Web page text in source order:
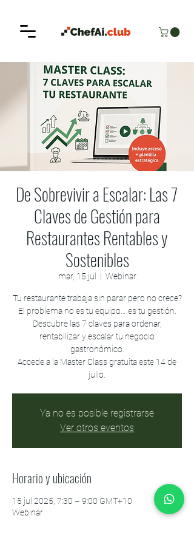
De Sobrevivir a Escalar: Las 7
Claves de Gestión para
Restaurantes Rentables y
Sostenibles
mar, 15 jul
  |
Webinar
Tu restaurante trabaja sin parar pero no crece?
El problema no es tu equipo… es tu gestión.
Descubre las 7 claves para ordenar,
rentabilizar y escalar tu negocio
gastronómico.
Accede a la Master Class gratuita este 14 de
julio.
Ya no es posible registrarse
Ver otros eventos
Horario y ubicación
15 jul 2025, 7:30 – 9:00 GMT+10
Webinar